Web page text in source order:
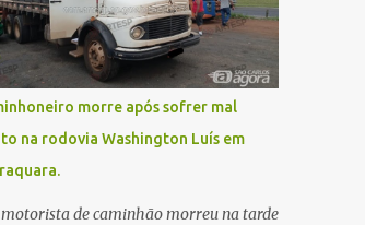
morre após sofrer mal
na rodovia Washington Luís em
de caminhão morreu na tarde